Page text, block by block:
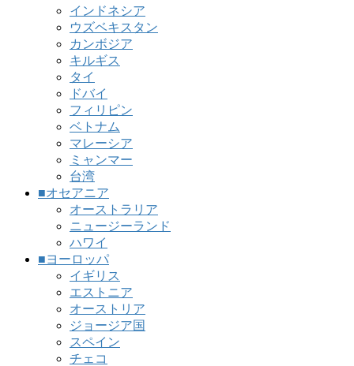
インドネシア
ウズベキスタン
カンボジア
キルギス
タイ
ドバイ
フィリピン
ベトナム
マレーシア
ミャンマー
台湾
■オセアニア
オーストラリア
ニュージーランド
ハワイ
■ヨーロッパ
イギリス
エストニア
オーストリア
ジョージア国
スペイン
チェコ